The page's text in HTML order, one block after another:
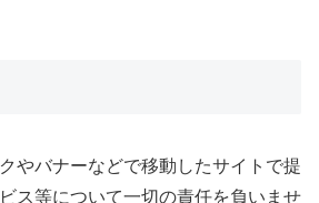
やバナーなどで移動したサイトで提
ス等について一切の責任を負いませ